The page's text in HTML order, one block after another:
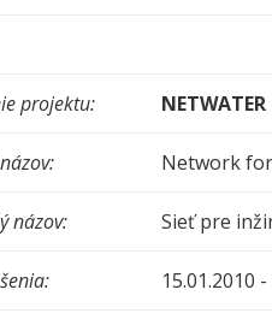
projektu:
Network
názov: Sieť pre
15.01.2010